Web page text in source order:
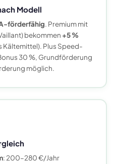
Modell
förderfähig. Premium mit
bekommen +5 %
Kältemittel). Plus Speed-
30 %, Grundförderung
möglich.
: 200–280 €/Jahr